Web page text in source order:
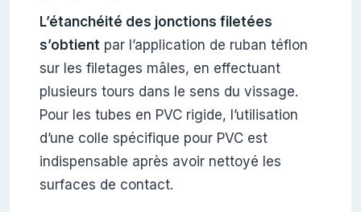
L’étanchéité des jonctions filetées
s’obtientpar l’application de ruban téflon
sur les filetages mâles, en effectuant
plusieurs tours dans le sens du vissage.
Pour les tubes en PVC rigide, l’utilisation
d’une colle spécifique pour PVC est
indispensable après avoir nettoyé les
surfaces de contact.